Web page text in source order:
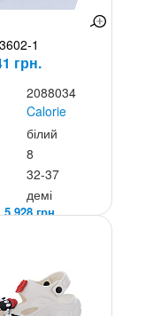
1
грн.
2088034
Calorie
білий
8
32-37
демі
5 928 грн.